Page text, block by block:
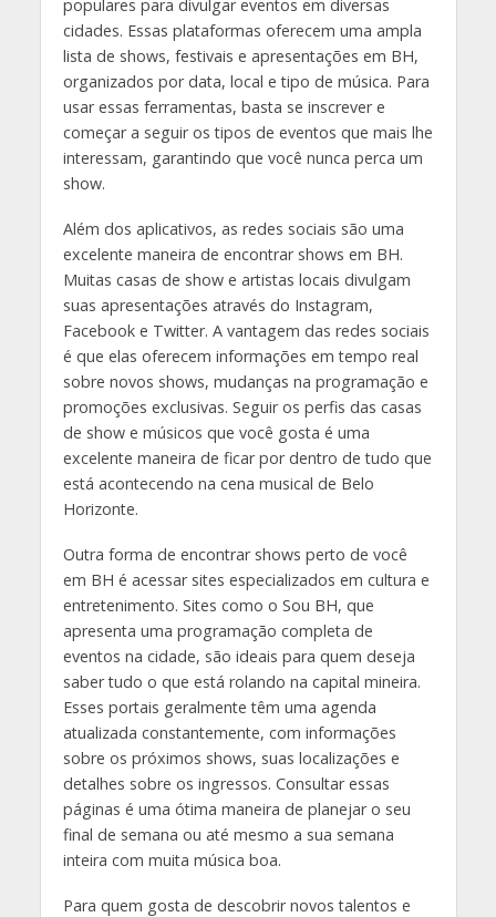
populares para divulgar eventos em diversas
cidades. Essas plataformas oferecem uma ampla
lista de shows, festivais e apresentações em BH,
organizados por data, local e tipo de música. Para
usar essas ferramentas, basta se inscrever e
começar a seguir os tipos de eventos que mais lhe
interessam, garantindo que você nunca perca um
show.
Além dos aplicativos, as redes sociais são uma
excelente maneira de encontrar shows em BH.
Muitas casas de show e artistas locais divulgam
suas apresentações através do Instagram,
Facebook e Twitter. A vantagem das redes sociais
é que elas oferecem informações em tempo real
sobre novos shows, mudanças na programação e
promoções exclusivas. Seguir os perfis das casas
de show e músicos que você gosta é uma
excelente maneira de ficar por dentro de tudo que
está acontecendo na cena musical de Belo
Horizonte.
Outra forma de encontrar shows perto de você
em BH é acessar sites especializados em cultura e
entretenimento. Sites como o Sou BH, que
apresenta uma programação completa de
eventos na cidade, são ideais para quem deseja
saber tudo o que está rolando na capital mineira.
Esses portais geralmente têm uma agenda
atualizada constantemente, com informações
sobre os próximos shows, suas localizações e
detalhes sobre os ingressos. Consultar essas
páginas é uma ótima maneira de planejar o seu
final de semana ou até mesmo a sua semana
inteira com muita música boa.
Para quem gosta de descobrir novos talentos e